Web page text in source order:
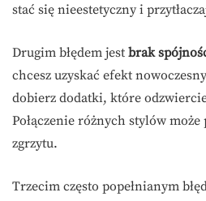
stać się nieestetyczny i
Drugim błędem jest brak
chcesz uzyskać efekt
dobierz dodatki, które
Połączenie różnych stylów
zgrzytu.
Trzecim często popełnianym